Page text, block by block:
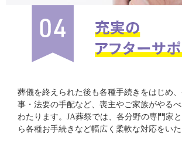
葬儀を終えられた後も各種手続きをはじめ
事・法要の手配など、喪主やご家族がやる
わたります。JA葬祭では、各分野の専門家
ら各種お手続きなど幅広く柔軟な対応をいた